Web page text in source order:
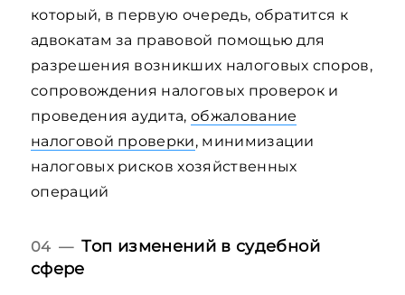
который, в первую очередь, обратится к
адвокатам за правовой помощью для
разрешения возникших налоговых споров,
сопровождения налоговых проверок и
проведения аудита, обжалование
налоговой проверки, минимизации
налоговых рисков хозяйственных
операций
04 —Топ изменений в судебной
сфере